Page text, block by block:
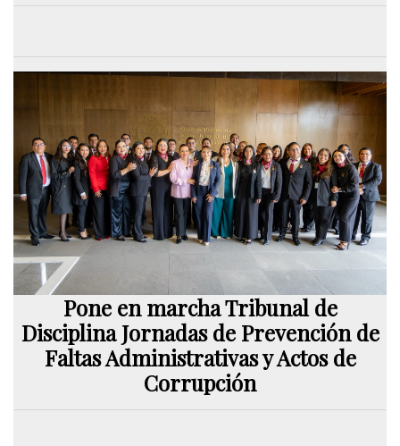
Pone en marcha Tribunal de
Disciplina Jornadas de Prevención de
Faltas Administrativas y Actos de
Corrupción